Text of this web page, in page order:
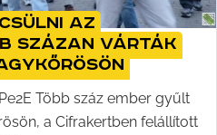
az
százan várták
Több száz ember gyűlt
a Cifrakertben felállított